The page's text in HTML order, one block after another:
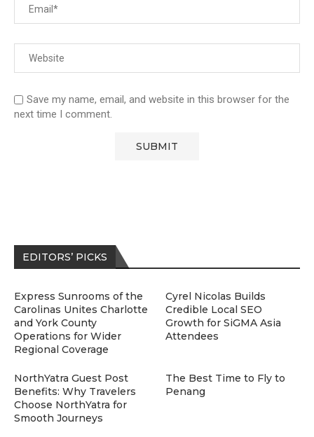
Save my name, email, and website in this browser for the
next time I comment.
EDITORS’ PICKS
Express Sunrooms of the
Carolinas Unites Charlotte
and York County
Operations for Wider
Regional Coverage
Cyrel Nicolas Builds
Credible Local SEO
Growth for SiGMA Asia
Attendees
NorthYatra Guest Post
Benefits: Why Travelers
Choose NorthYatra for
Smooth Journeys
The Best Time to Fly to
Penang